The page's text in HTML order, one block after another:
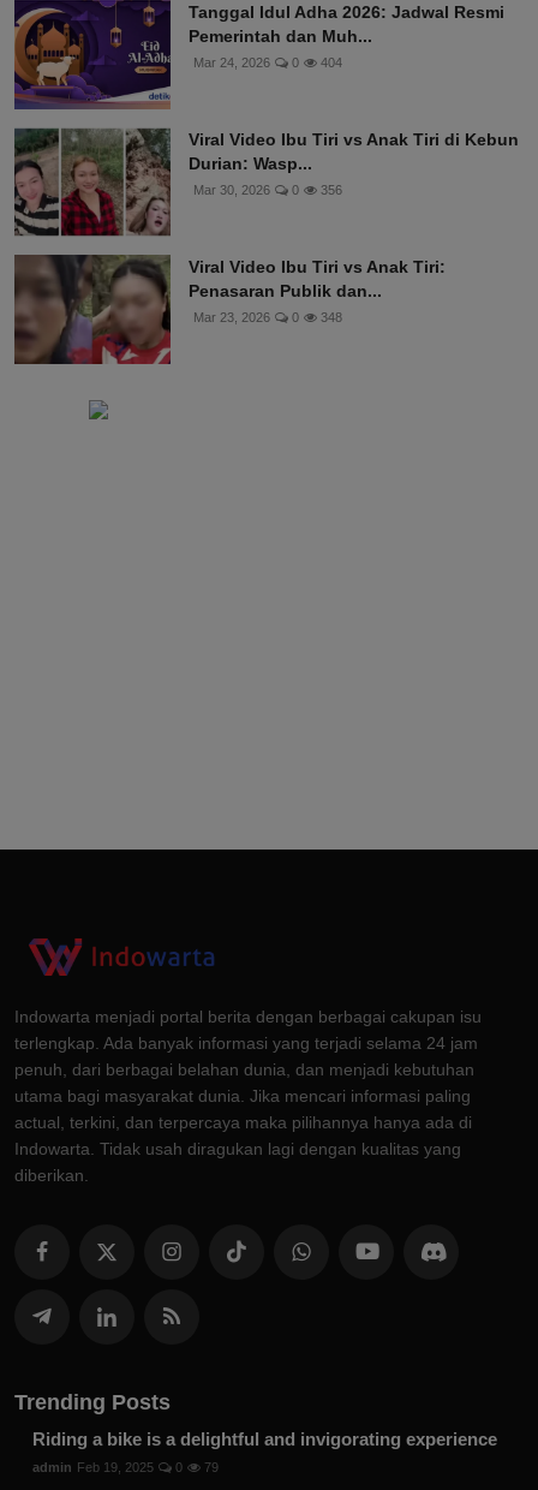
Tanggal Idul Adha 2026: Jadwal Resmi
Pemerintah dan Muh...
Mar 24, 2026 0 404
Viral Video Ibu Tiri vs Anak Tiri di Kebun
Durian: Wasp...
Mar 30, 2026 0 356
Viral Video Ibu Tiri vs Anak Tiri:
Penasaran Publik dan...
Mar 23, 2026 0 348
Indowarta menjadi portal berita dengan berbagai cakupan isu
terlengkap. Ada banyak informasi yang terjadi selama 24 jam
penuh, dari berbagai belahan dunia, dan menjadi kebutuhan
utama bagi masyarakat dunia. Jika mencari informasi paling
actual, terkini, dan terpercaya maka pilihannya hanya ada di
Indowarta. Tidak usah diragukan lagi dengan kualitas yang
diberikan.
Trending Posts
Riding a bike is a delightful and invigorating experience
admin Feb 19, 2025 0 79